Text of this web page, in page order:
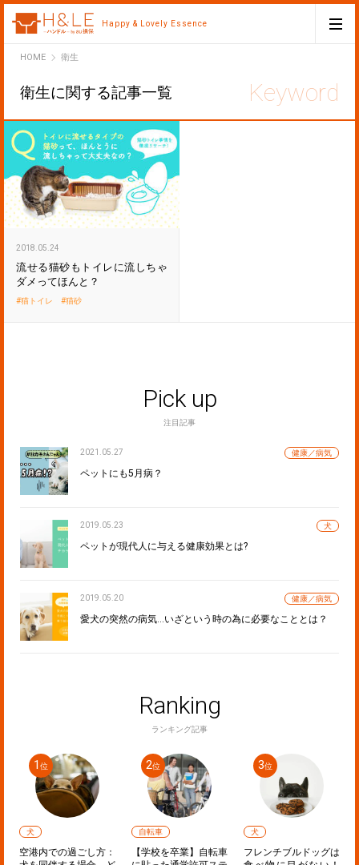
Happy & Lovely Essence
HOMEH&LE衛生
衛生に関する記事一覧
2018.05.24
流せる猫砂もトイレに流しちゃ
ダメってほんと？
猫トイレ 猫砂
Pick up
注目記事
2021.05.27 健康／病気
ペットにも5月病？
2019.05.23 犬
ペットが現代人に与える健康効果とは?
2019.05.20 健康／病気
愛犬の突然の病気…いざという時の為に必要なこととは？
Ranking
ランキング記事
犬
空港内での過ごし方：
自転車
【学校を卒業】自転車
犬
フレンチブルドッグは